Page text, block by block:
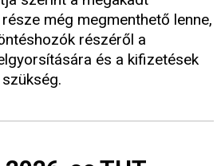
még megmenthető lenne,
részéről a
és a kifizetések